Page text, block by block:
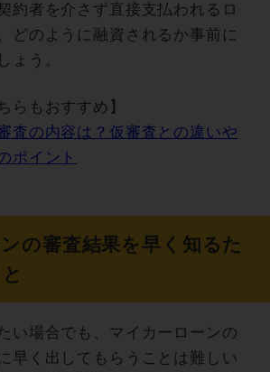
約者を介さず直接支払われるロ
どのように融資されるか事前に
ょう。
らもおすすめ】
査の内容は？仮審査との違いや
ポイント
の審査結果を早く知るた
い場合でも、マイカーローンの
早く出してもらうことは難しい